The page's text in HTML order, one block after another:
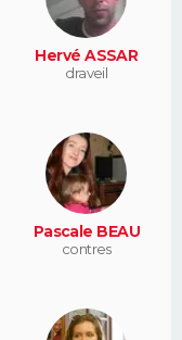
Hervé ASSAR
draveil
Pascale BEAU
contres